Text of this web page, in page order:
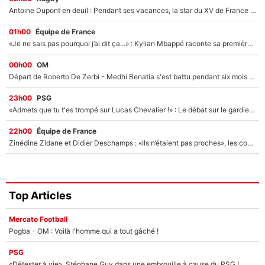
Antoine Dupont en deuil : Pendant ses vacances, la star du XV de France a perdu sa grand-mère
01h00 Équipe de France
«Je ne sais pas pourquoi j’ai dit ça...» : Kylian Mbappé raconte sa première rencontre avec Zinédine Zidane (et c’est très drôle)
00h00 OM
Départ de Roberto De Zerbi - Medhi Benatia s'est battu pendant six mois pour le retenir à l'OM, le PSG a été le naufrage de trop : «Je pars avec toi»
23h00 PSG
«Admets que tu t'es trompé sur Lucas Chevalier !» : Le débat sur le gardien du PSG vire au clash à l'After Foot
22h00 Équipe de France
Zinédine Zidane et Didier Deschamps : «Ils n’étaient pas proches», les confidences d’un membre de l’équipe de France 1998 sur leur relation spéciale
Top Articles
Mercato Football
Pogba - OM : Voilà l'homme qui a tout gâché !
PSG